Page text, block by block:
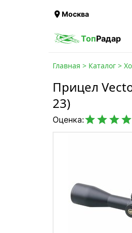
Москва
ТопРадар
Главная > Каталог >
Прицел
23)
Оценка: